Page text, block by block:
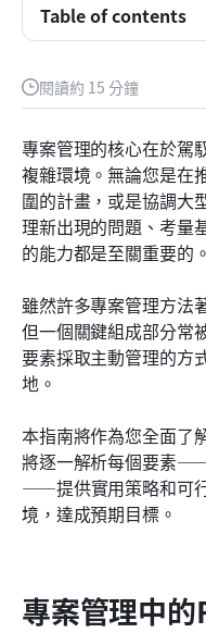
閱讀約 15 分鐘
專案管理的核心在於駕
複雜環境。無論您是在
圍的計畫，或是協調大
理新出現的問題、考量
的能力都是至關重要的。
雖然許多專案管理方法
但一個關鍵組成部分常
要素採取主動管理的方
地。
本指南將作為您全面了
將逐一解析每個要素
——提供實用策略和可
境，達成預期目標。
專案管理中的
Table of contents
專案管理中的RAID元
專案中RAID管理的
克服RAID管理中的
精通由 Lark 提升的
結論：掌握RAID專